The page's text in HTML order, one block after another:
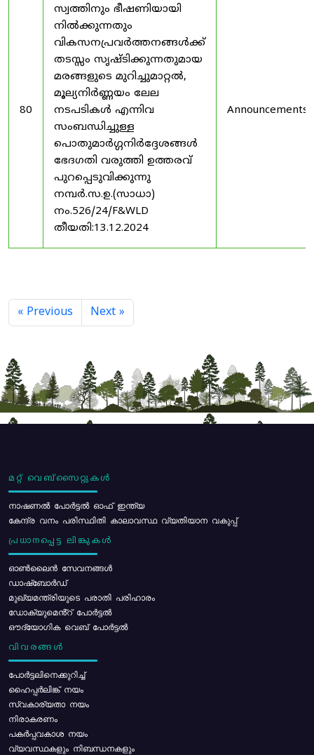
80
സ്വത്തിനും ഭീഷണിയായി
നിൽക്കുന്നതും
വികസനപ്രവർത്തനങ്ങൾക്ക്
തടസ്സം സൃഷ്ടിക്കുന്നതുമായ
മരങ്ങളുടെ മുറിച്ചുമാറ്റൽ,
മൂല്യനിർണ്ണയം ലേല
നടപടികൾ എന്നിവ
സംബന്ധിച്ചുള്ള
പൊതുമാർഗ്ഗനിർദ്ദേശങ്ങൾ
ഭേദഗതി വരുത്തി ഉത്തരവ്
പുറപ്പെടുവിക്കുന്നു
നമ്പർ.സ.ഉ.(സാധാ)
നം.526/24/F&WLD
തീയതി:13.12.2024
Announcements
« Previous Next »
മറ്റ് വെബ്സൈറ്റുകൾ
നാഷണൽ പോർട്ടൽ ഓഫ് ഇന്ത്യ
കേന്ദ്ര വനം പരിസ്ഥിതി കാലാവസ്ഥ വ്യതിയാന വകുപ്പ്
പ്രധാനപ്പെട്ട ലിങ്കുകൾ
ഓൺലൈൻ സേവനങ്ങൾ
ഡാഷ്ബോർഡ്
മുഖ്യമന്ത്രിയുടെ പരാതി പരിഹാരം
ഡോക്യുമെൻ്റ് പോർട്ടൽ
ഔദ്യോഗിക വെബ് പോർട്ടൽ
വിവരങ്ങൾ
പോര്‍ട്ടലിനെക്കുറിച്ച്
ഹൈപ്പർലിങ്ക് നയം
സ്വകാര്യതാ നയം
നിരാകരണം
പകർപ്പവകാശ നയം
വ്യവസ്ഥകളും നിബന്ധനകളും